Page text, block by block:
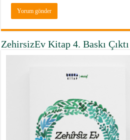
ZehirsizEv Kitap 4. Baskı Çıktı